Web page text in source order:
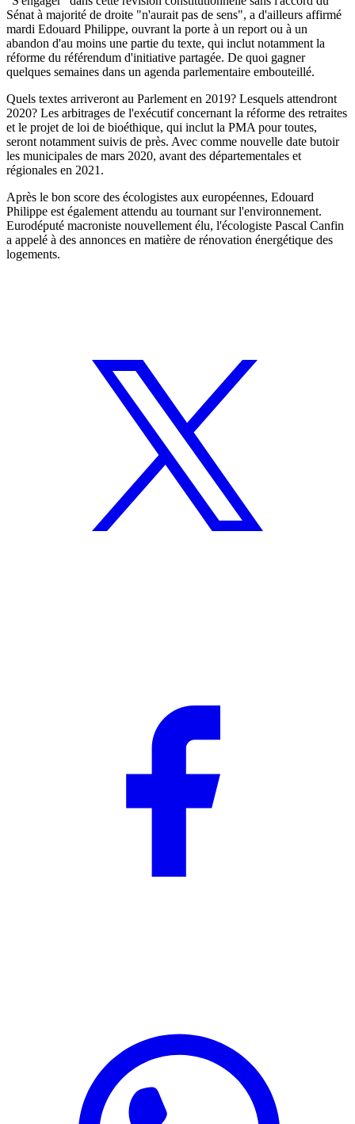
Sénat à majorité de droite "n'aurait pas de sens", a d'ailleurs affirmé
mardi Edouard Philippe, ouvrant la porte à un report ou à un
abandon d'au moins une partie du texte, qui inclut notamment la
réforme du référendum d'initiative partagée. De quoi gagner
quelques semaines dans un agenda parlementaire embouteillé.
Quels textes arriveront au Parlement en 2019? Lesquels attendront
2020? Les arbitrages de l'exécutif concernant la réforme des retraites
et le projet de loi de bioéthique, qui inclut la PMA pour toutes,
seront notamment suivis de près. Avec comme nouvelle date butoir
les municipales de mars 2020, avant des départementales et
régionales en 2021.
Après le bon score des écologistes aux européennes, Edouard
Philippe est également attendu au tournant sur l'environnement.
Eurodéputé macroniste nouvellement élu, l'écologiste Pascal Canfin
a appelé à des annonces en matière de rénovation énergétique des
logements.